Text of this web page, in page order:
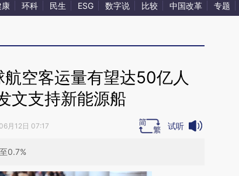
康 环科 民生 ESG 数字说 比较 中国改革 专题
空客运量有望达50亿人
文支持新能源船
月12日 07:17 试听
0.7%